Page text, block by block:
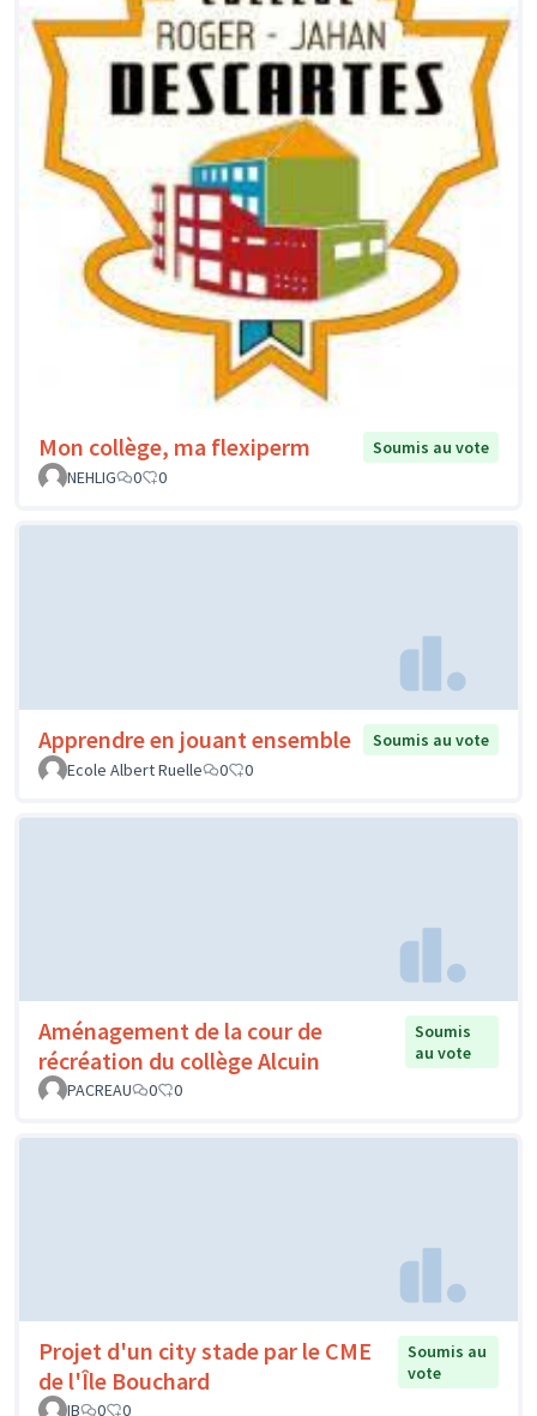
Mon collège, ma flexiperm
Soumis au vote
NEHLIG
0 0
Apprendre en jouant ensemble
Soumis au vote
Ecole Albert Ruelle
0 0
Aménagement de la cour de
récréation du collège Alcuin
Soumis
au vote
PACREAU
0 0
Projet d'un city stade par le CME
de l'Île Bouchard
Soumis au
vote
IB
0 0